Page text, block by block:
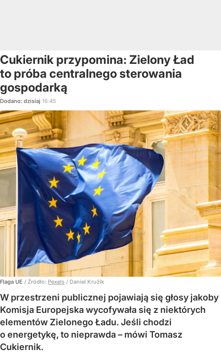
Cukiernik przypomina: Zielony Ład
to próba centralnego sterowania
gospodarką
Dodano: dzisiaj 16:45
Flaga UE / Źródło: Pexels / Daniel Kružík
W przestrzeni publicznej pojawiają się głosy jakoby
Komisja Europejska wycofywała się z niektórych
elementów Zielonego Ładu. Jeśli chodzi
o energetykę, to nieprawda – mówi Tomasz
Cukiernik.